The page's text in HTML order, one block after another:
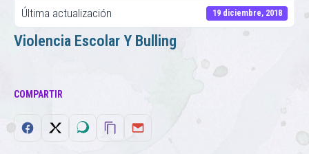
Última actualización 19 diciembre, 2018
Violencia Escolar Y Bulling
COMPARTIR